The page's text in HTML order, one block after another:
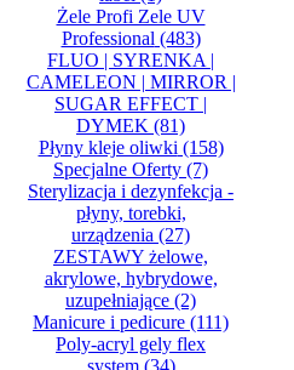
Żele Profi Zele UV
Professional (483)
FLUO | SYRENKA |
CAMELEON | MIRROR |
SUGAR EFFECT |
DYMEK (81)
Płyny kleje oliwki (158)
Specjalne Oferty (7)
Sterylizacja i dezynfekcja -
płyny, torebki,
urządzenia (27)
ZESTAWY żelowe,
akrylowe, hybrydowe,
uzupełniające (2)
Manicure i pedicure (111)
Poly-acryl gely flex
system(34)